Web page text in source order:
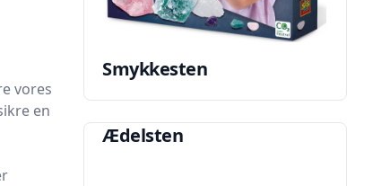
Smykkesten
Ædelsten
vores
en